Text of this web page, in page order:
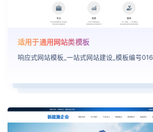
适用于通用网站类模板
响应式网站模板_一站式网站建设_模板编号016